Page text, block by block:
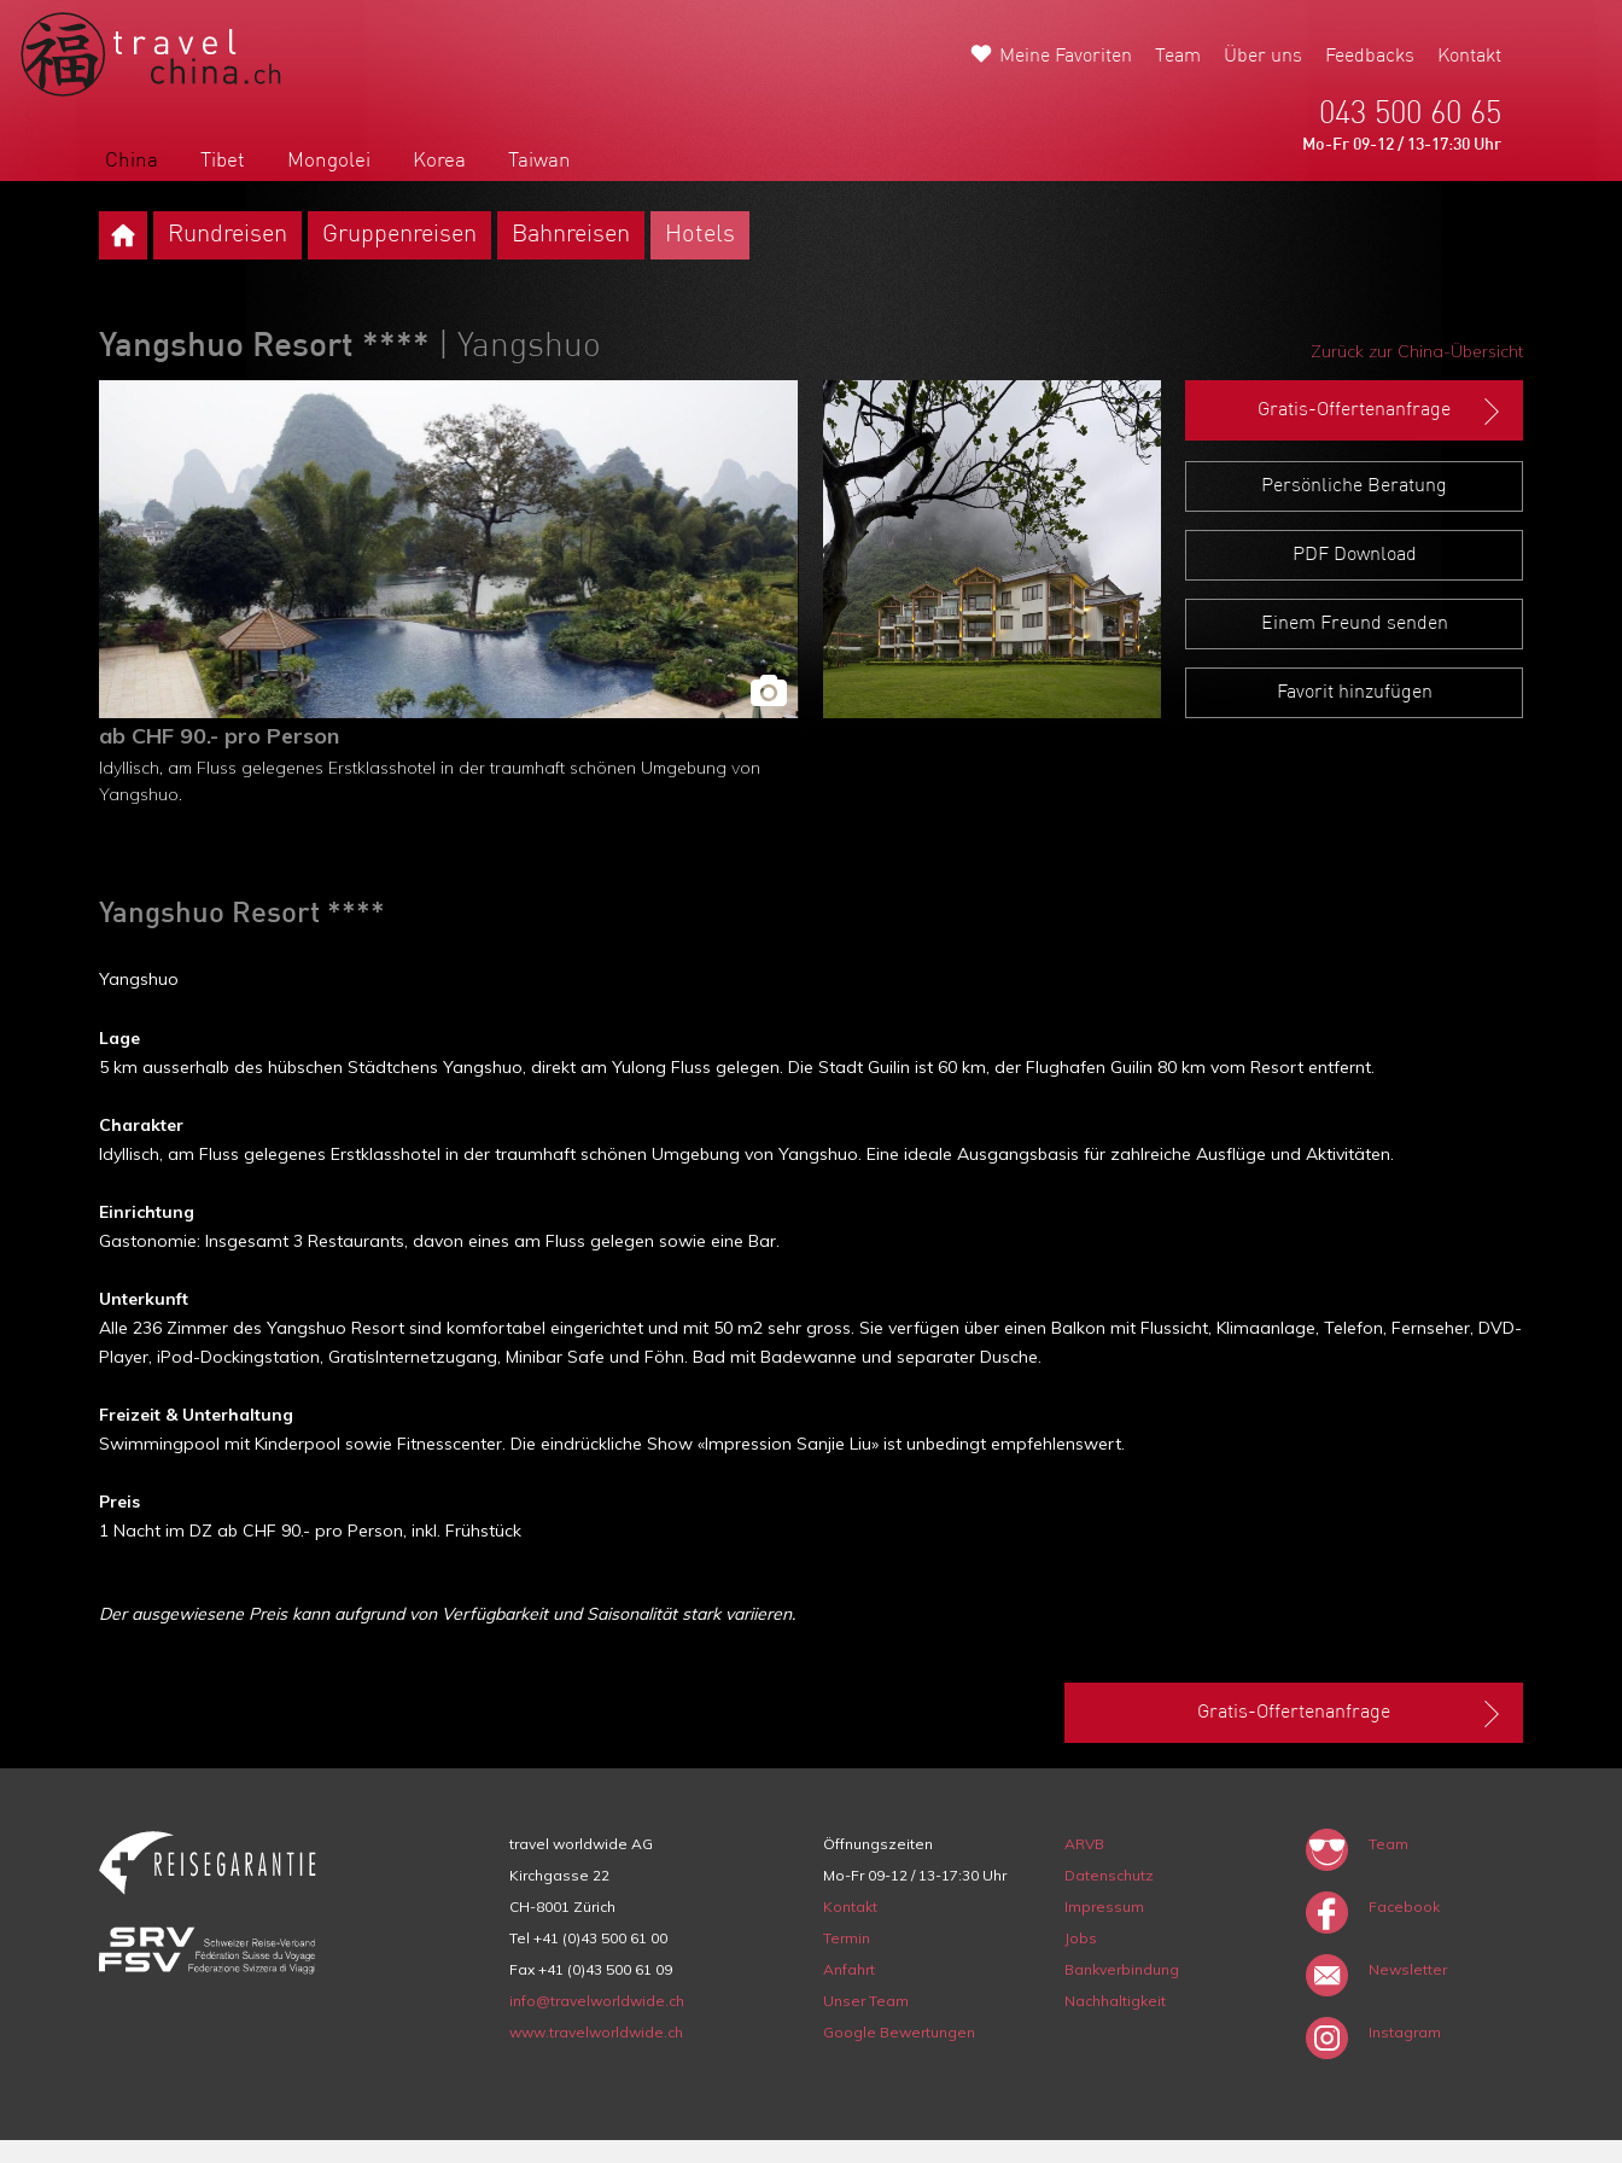
China Tibet Mongolei Korea Taiwan
Meine Favoriten Team Über uns Feedbacks Kontakt
043 500 60 65
Mo-Fr 09-12 / 13-17:30 Uhr
Rundreisen Gruppenreisen Bahnreisen Hotels
Zurück zur China-Übersicht
Yangshuo Resort **** | Yangshuo
Gratis-Offertenanfrage
Persönliche Beratung
PDF Download
Einem Freund senden
Favorit hinzufügen
ab CHF 90.- pro Person
Idyllisch, am Fluss gelegenes Erstklasshotel in der traumhaft schönen Umgebung von
Yangshuo.
Yangshuo Resort ****
Yangshuo
Lage
5 km ausserhalb des hübschen Städtchens Yangshuo, direkt am Yulong Fluss gelegen. Die Stadt Guilin ist 60 km, der Flughafen Guilin 80 km vom Resort entfernt.
Charakter
Idyllisch, am Fluss gelegenes Erstklasshotel in der traumhaft schönen Umgebung von Yangshuo. Eine ideale Ausgangsbasis für zahlreiche Ausflüge und Aktivitäten.
Einrichtung
Gastonomie: Insgesamt 3 Restaurants, davon eines am Fluss gelegen sowie eine Bar.
Unterkunft
Alle 236 Zimmer des Yangshuo Resort sind komfortabel eingerichtet und mit 50 m2 sehr gross. Sie verfügen über einen Balkon mit Flussicht, Klimaanlage, Telefon, Fernseher, DVD-
Player, iPod-Dockingstation, GratisInternetzugang, Minibar Safe und Föhn. Bad mit Badewanne und separater Dusche.
Freizeit & Unterhaltung
Swimmingpool mit Kinderpool sowie Fitnesscenter. Die eindrückliche Show «Impression Sanjie Liu» ist unbedingt empfehlenswert.
Preis
1 Nacht im DZ ab CHF 90.- pro Person, inkl. Frühstück
Der ausgewiesene Preis kann aufgrund von Verfügbarkeit und Saisonalität stark variieren.
Gratis-Offertenanfrage
travel worldwide AG
Kirchgasse 22
CH-8001 Zürich
Tel +41 (0)43 500 61 00
Fax +41 (0)43 500 61 09
info@travelworldwide.ch
www.travelworldwide.ch
Öffnungszeiten
Mo-Fr 09-12 / 13-17:30 Uhr
Kontakt
Termin
Anfahrt
Unser Team
Google Bewertungen
ARVB
Datenschutz
Impressum
Jobs
Bankverbindung
Nachhaltigkeit
Team
Facebook
Newsletter
Instagram